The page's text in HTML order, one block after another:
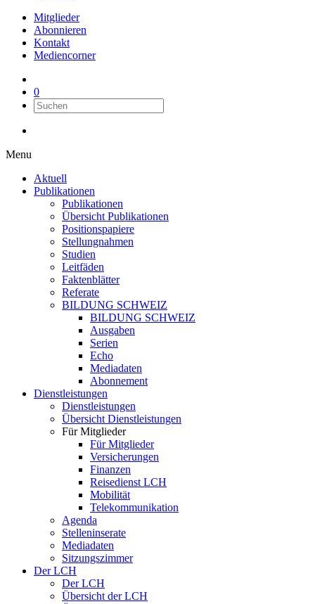
Mitglieder
Abonnieren
Kontakt
Mediencorner
0
Menu
Aktuell
Publikationen
Publikationen
Übersicht Publikationen
Positionspapiere
Stellungnahmen
Studien
Leitfäden
Faktenblätter
Referate
BILDUNG SCHWEIZ
BILDUNG SCHWEIZ
Ausgaben
Serien
Echo
Mediadaten
Abonnement
Dienstleistungen
Dienstleistungen
Übersicht Dienstleistungen
Für Mitglieder
Für Mitglieder
Versicherungen
Finanzen
Reisedienst LCH
Mobilität
Telekommunikation
Agenda
Stelleninserate
Mediadaten
Sitzungszimmer
Der LCH
Der LCH
Übersicht der LCH